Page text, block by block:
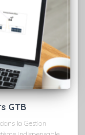
GTB
la Gestion